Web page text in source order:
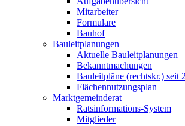
Mitarbeiter
Formulare
Bauhof
Bauleitplanungen
Aktuelle Bauleitplanungen
Bekanntmachungen
Bauleitpläne (rechtskr.) seit
Flächennutzungsplan
Marktgemeinderat
Ratsinformations-System
Mitglieder